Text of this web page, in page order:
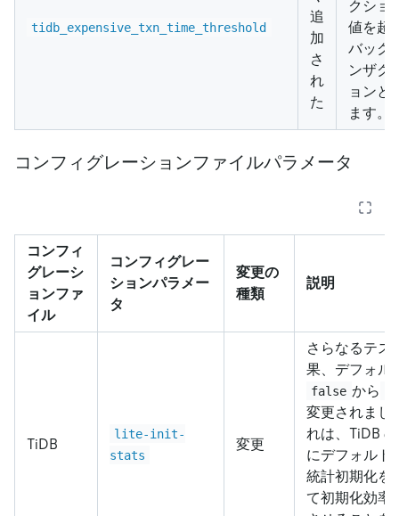
tidb_expensive_txn_time_threshold
追
加
さ
れ
た
クショ
値を超
バック
ンザク
ョンと
ます。
コンフィグレーションファイルパラメータ
コンフィ
グレーシ
ョンファ
イル
コンフィグレー
ションパラメー
タ
変更の
種類
説明
TiDB
lite-init-
stats
変更
さらなるテス
果、デフォル
false から
変更されまし
れは、TiDB
にデフォルト
統計初期化を
て初期化効率